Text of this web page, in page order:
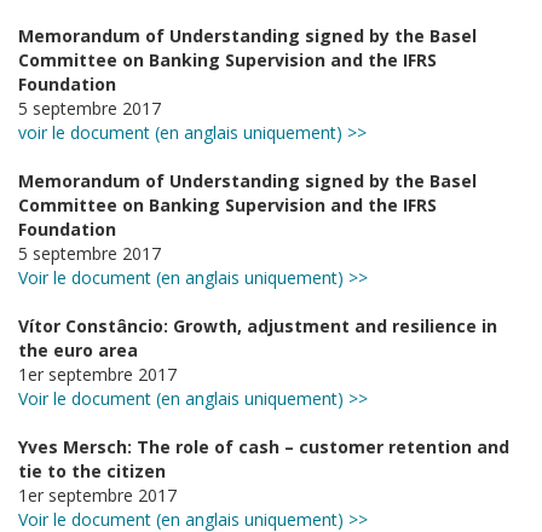
Memorandum of Understanding signed by the Basel
Committee on Banking Supervision and the IFRS
Foundation
5 septembre 2017
voir le document (en anglais uniquement) >>
Memorandum of Understanding signed by the Basel
Committee on Banking Supervision and the IFRS
Foundation
5 septembre 2017
Voir le document (en anglais uniquement) >>
Vítor Constâncio: Growth, adjustment and resilience in
the euro area
1er septembre 2017
Voir le document (en anglais uniquement) >>
Yves Mersch: The role of cash – customer retention and
tie to the citizen
1er septembre 2017
Voir le document (en anglais uniquement) >>